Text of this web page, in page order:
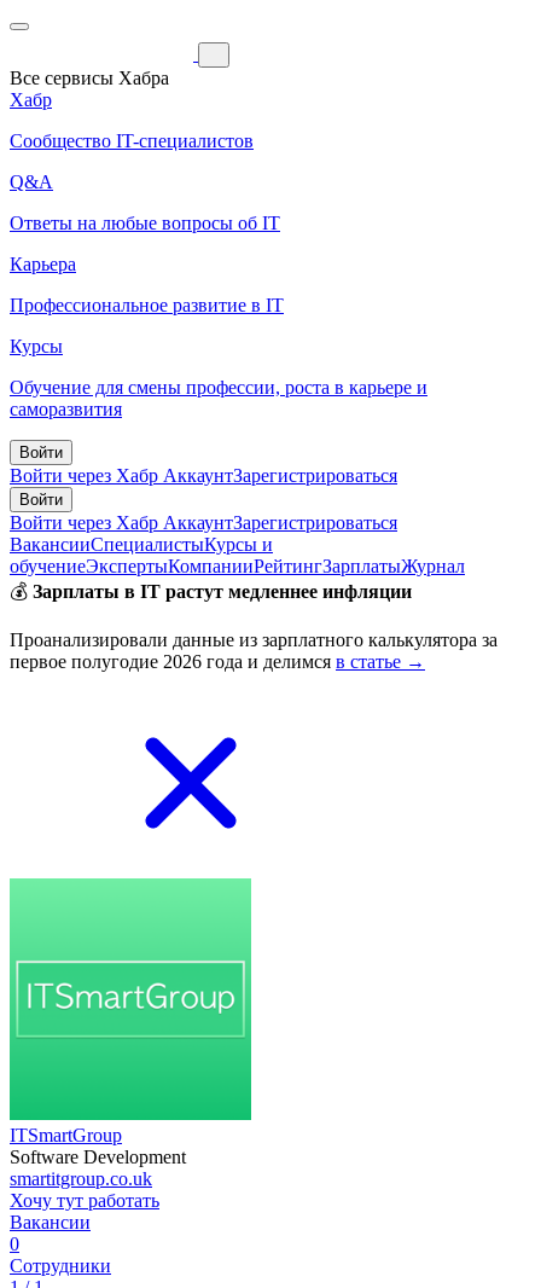
Все сервисы Хабра
Хабр
Сообщество IT-специалистов
Q&A
Ответы на любые вопросы об IT
Карьера
Профессиональное развитие в IT
Курсы
Обучение для смены профессии, роста в карьере и
саморазвития
Войти
Войти через Хабр АккаунтЗарегистрироваться
Войти
Войти через Хабр АккаунтЗарегистрироваться
ВакансииСпециалистыКурсы и
обучениеЭкспертыКомпанииРейтингЗарплатыЖурнал
💰 Зарплаты в IT растут медленнее инфляции
Проанализировали данные из зарплатного калькулятора за
первое полугодие 2026 года и делимся в статье →
ITSmartGroup
Software Development
smartitgroup.co.uk
Хочу тут работать
Вакансии
0
Сотрудники